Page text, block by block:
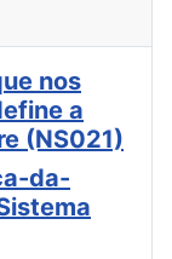
nos
a
(NS021)
da-